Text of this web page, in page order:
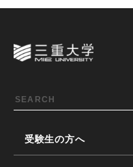
受験生の方へ